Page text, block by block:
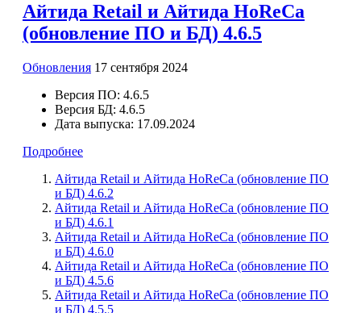
Айтида Retail и Айтида HoReCa
(обновление ПО и БД) 4.6.5
Обновления 17 сентября 2024
Версия ПО: 4.6.5
Версия БД: 4.6.5
Дата выпуска: 17.09.2024
Подробнее
Айтида Retail и Айтида HoReCa (обновление ПО
и БД) 4.6.2
Айтида Retail и Айтида HoReCa (обновление ПО
и БД) 4.6.1
Айтида Retail и Айтида HoReCa (обновление ПО
и БД) 4.6.0
Айтида Retail и Айтида HoReCa (обновление ПО
и БД) 4.5.6
Айтида Retail и Айтида HoReCa (обновление ПО
и БД) 4.5.5